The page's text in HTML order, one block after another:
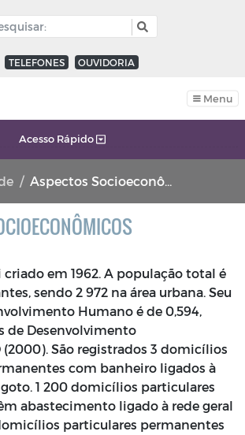
TELEFONES OUVIDORIA
Menu
Acesso Rápido
Aspectos Socioeconômicos
em 1962. A população total é
sendo 2 972 na área urbana. Seu
Humano é de 0,594,
de Desenvolvimento
São registrados 3 domicílios
com banheiro ligados à
1 200 domicílios particulares
abastecimento ligado à rede geral
particulares permanentes